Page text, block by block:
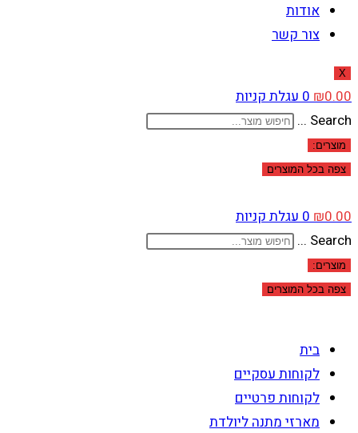
אודות
צור קשר
X
₪0.00
0עגלת קניות
Search ...
מוצרים:
צפה בכל המוצרים
₪0.00
0עגלת קניות
Search ...
מוצרים:
צפה בכל המוצרים
בית
לקוחות עסקיים
לקוחות פרטיים
מארזי מתנה ליולדת